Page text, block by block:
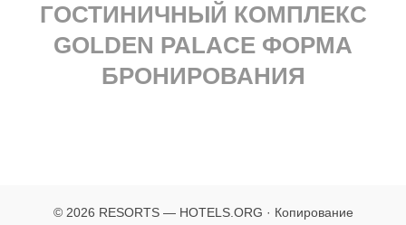
ГОСТИНИЧНЫЙ КОМПЛЕКС
GOLDEN PALACE ФОРМА
БРОНИРОВАНИЯ
© 2026 RESORTS — HOTELS.ORG · Копирование